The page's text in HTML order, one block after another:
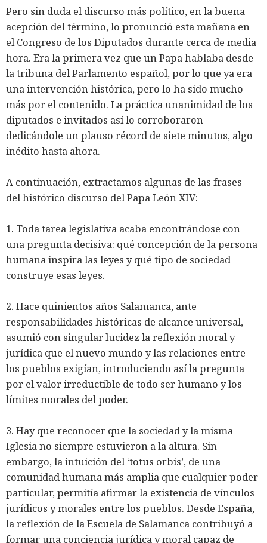
Pero sin duda el discurso más político, en la buena
acepción del término, lo pronunció esta mañana en
el Congreso de los Diputados durante cerca de media
hora. Era la primera vez que un Papa hablaba desde
la tribuna del Parlamento español, por lo que ya era
una intervención histórica, pero lo ha sido mucho
más por el contenido. La práctica unanimidad de los
diputados e invitados así lo corroboraron
dedicándole un plauso récord de siete minutos, algo
inédito hasta ahora.
A continuación, extractamos algunas de las frases
del histórico discurso del Papa León XIV:
1. Toda tarea legislativa acaba encontrándose con
una pregunta decisiva: qué concepción de la persona
humana inspira las leyes y qué tipo de sociedad
construye esas leyes.
2. Hace quinientos años Salamanca, ante
responsabilidades históricas de alcance universal,
asumió con singular lucidez la reflexión moral y
jurídica que el nuevo mundo y las relaciones entre
los pueblos exigían, introduciendo así la pregunta
por el valor irreductible de todo ser humano y los
límites morales del poder.
3. Hay que reconocer que la sociedad y la misma
Iglesia no siempre estuvieron a la altura. Sin
embargo, la intuición del ‘totus orbis’, de una
comunidad humana más amplia que cualquier poder
particular, permitía afirmar la existencia de vínculos
jurídicos y morales entre los pueblos. Desde España,
la reflexión de la Escuela de Salamanca contribuyó a
formar una conciencia jurídica y moral capaz de